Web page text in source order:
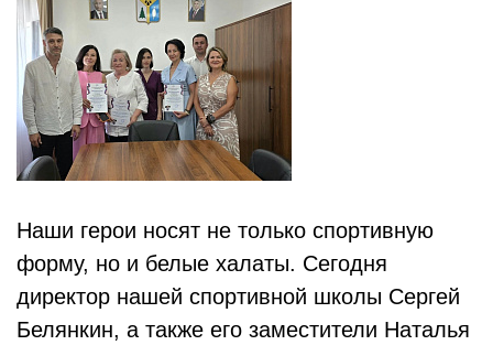
Наши герои носят не только спортивную
форму, но и белые халаты. Сегодня
директор нашей спортивной школы Сергей
Белянкин, а также его заместители Наталья